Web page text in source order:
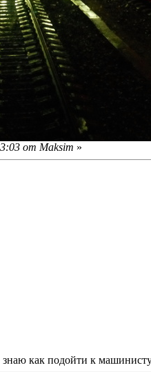
от Maksim »
как подойти к